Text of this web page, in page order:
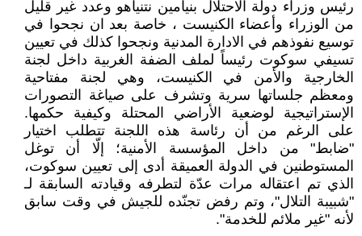
رئيس وزراء دولة الاحتلال بنيامين نتنياهو وعدد غير قليل
من الوزراء وأعضاء الكنيست ، خاصة بعد ان نجحوا في
توسيع نفوذهم في الادارة المدنية ونجحوا كذلك في تعيين
تسيفي سوكوت رئيساً لملف الضفة الغربية داخل لجنة
الخارجية والأمن في الكنيست، وهي لجنة مفتاحية
ومعظم جلساتها سرية وتشرف على صياغة التصورات
الإستراتيجية لوضعية الأراضي المحتلة وكيفية حكمها.
على الرغم من أن رئاسة هذه اللجنة تتطلب اختيار
"ضابط" من داخل المؤسسة الأمنية؛ إلّا أن توغل
المستوطنين في الدولة العميقة أدى إلى تعيين سوكوت،
الذي تم اعتقاله مرات عدّة لتطرفه وقيادته السابقة لـ
"شبيبة التلال"، وتم رفض تجنّده للجيش في وقت سابق
لأنه "غير ملائم للخدمة".